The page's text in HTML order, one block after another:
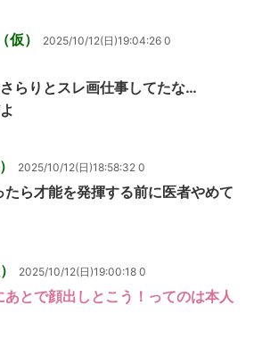
仮） 2025/10/12(日)19:04:26 0
らりとスレ画仕事してたな…
2025/10/12(日)18:58:32 0
たら才能を発揮する前に医者やめて
2025/10/12(日)19:00:18 0
とで顔出しとこう！ってのは本人